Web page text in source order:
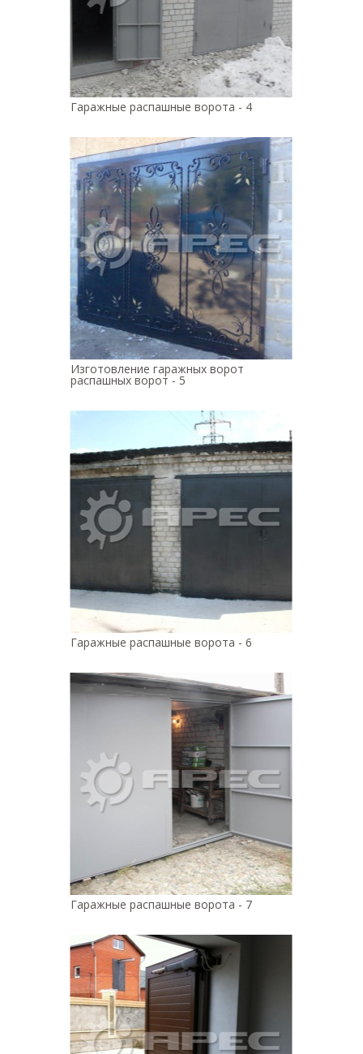
Гаражные распашные ворота - 4
Изготовление гаражных ворот
распашных ворот - 5
Гаражные распашные ворота - 6
Гаражные распашные ворота - 7